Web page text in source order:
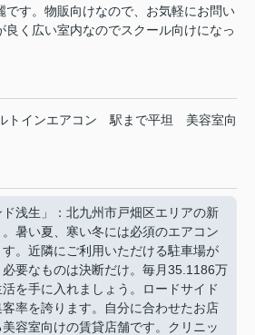
です。物販向けなので、お気軽にお問い
良く広い室内なのでスクール向けになっ
トインエアコン 駅まで平坦
美容室向
ド浅生」：北九州市戸畑区エリアの新
暑い夏、寒い冬には必須のエアコン
。近隣にご利用いただける駐車場が
必要なものは決断だけ。毎月35.1186万
を手に入れましょう。ロードサイド
客率を誇ります。自分に合わせたお店
容室向けの賃貸店舗です。クリニッ